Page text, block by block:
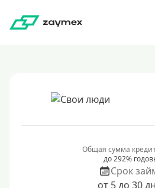
Общая сумма
до 292%
Срок
от 5 до 30